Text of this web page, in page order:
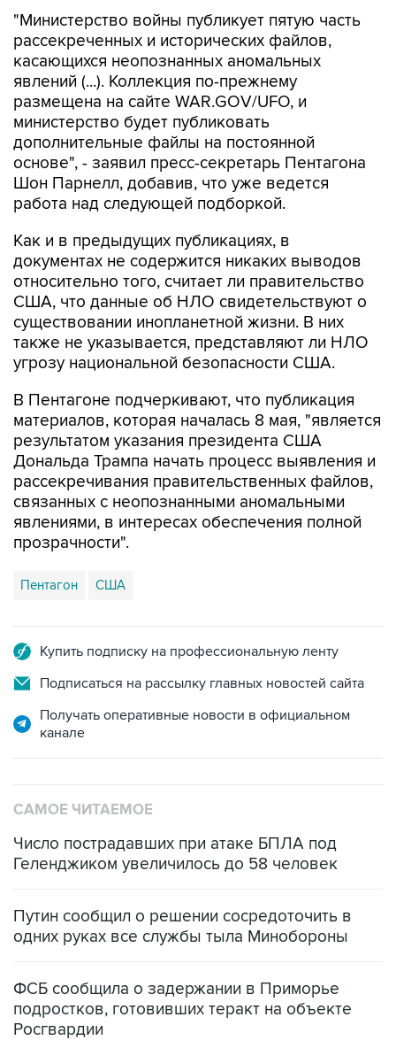
"Министерство войны публикует пятую часть
рассекреченных и исторических файлов,
касающихся неопознанных аномальных
явлений (...). Коллекция по-прежнему
размещена на сайте WAR.GOV/UFO, и
министерство будет публиковать
дополнительные файлы на постоянной
основе", - заявил пресс-секретарь Пентагона
Шон Парнелл, добавив, что уже ведется
работа над следующей подборкой.
Как и в предыдущих публикациях, в
документах не содержится никаких выводов
относительно того, считает ли правительство
США, что данные об НЛО свидетельствуют о
существовании инопланетной жизни. В них
также не указывается, представляют ли НЛО
угрозу национальной безопасности США.
В Пентагоне подчеркивают, что публикация
материалов, которая началась 8 мая, "является
результатом указания президента США
Дональда Трампа начать процесс выявления и
рассекречивания правительственных файлов,
связанных с неопознанными аномальными
явлениями, в интересах обеспечения полной
прозрачности".
Пентагон США
Купить подписку на профессиональную ленту
Подписаться на рассылку главных новостей сайта
Получать оперативные новости в официальном
канале
САМОЕ ЧИТАЕМОЕ
Число пострадавших при атаке БПЛА под
Геленджиком увеличилось до 58 человек
Путин сообщил о решении сосредоточить в
одних руках все службы тыла Минобороны
ФСБ сообщила о задержании в Приморье
подростков, готовивших теракт на объекте
Росгвардии